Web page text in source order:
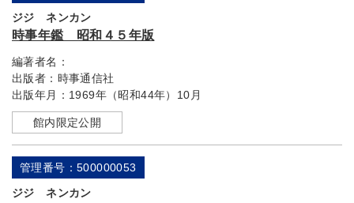
ジジ ネンカン
時事年鑑 昭和４５年版
編著者名：
出版者： 時事通信社
出版年月： 1969年（昭和44年）10月
館内限定公開
管理番号：500000053
ジジ ネンカン